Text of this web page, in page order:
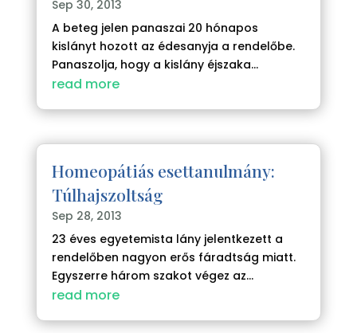
Sep 30, 2013
A beteg jelen panaszai 20 hónapos
kislányt hozott az édesanyja a rendelőbe.
Panaszolja, hogy a kislány éjszaka...
read more
Homeopátiás esettanulmány:
Túlhajszoltság
Sep 28, 2013
23 éves egyetemista lány jelentkezett a
rendelőben nagyon erős fáradtság miatt.
Egyszerre három szakot végez az...
read more